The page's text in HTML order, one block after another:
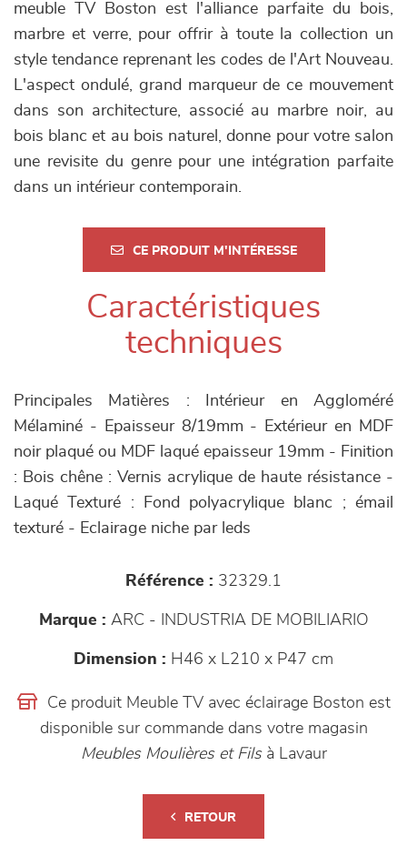
meuble TV Boston est l'alliance parfaite du bois,
marbre et verre, pour offrir à toute la collection un
style tendance reprenant les codes de l'Art Nouveau.
L'aspect ondulé, grand marqueur de ce mouvement
dans son architecture, associé au marbre noir, au
bois blanc et au bois naturel, donne pour votre salon
une revisite du genre pour une intégration parfaite
dans un intérieur contemporain.
CE PRODUIT M'INTÉRESSE
Caractéristiques
techniques
Principales Matières : Intérieur en Aggloméré
Mélaminé - Epaisseur 8/19mm - Extérieur en MDF
noir plaqué ou MDF laqué epaisseur 19mm - Finition
: Bois chêne : Vernis acrylique de haute résistance -
Laqué Texturé : Fond polyacrylique blanc ; émail
texturé - Eclairage niche par leds
Référence : 32329.1
Marque : ARC - INDUSTRIA DE MOBILIARIO
Dimension : H46 x L210 x P47 cm
Ce produit Meuble TV avec éclairage Boston est
disponible sur commande dans votre magasin
Meubles Moulières et Filsà Lavaur
RETOUR